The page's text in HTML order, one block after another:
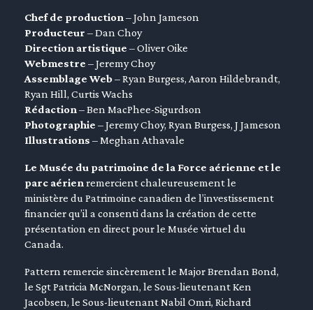
submenu
submenu
submenu
submenu
submenu
submenu
Chef de production – John Jameson
Producteur – Dan Choy
Direction artistique – Oliver Oike
Webmestre – Jeremy Choy
Assemblage Web– Ryan Burgess, Aaron Hildebrandt,
Ryan Hill, Curtis Wachs
Rédaction – Ben MacPhee-Sigurdson
Photographie – Jeremy Choy, Ryan Burgess, J Jameson
Illustrations – Meghan Athavale
Le Musée du patrimoine de la Force aérienne et le
parc aérien remercient chaleureusement le
ministère du Patrimoine canadien de l’investissement
financier qu’il a consenti dans la création de cette
présentation en direct pour le Musée virtuel du
Canada.
Pattern remercie sincèrement le Major Brendan Bond,
le Sgt Patricia McNorgan, le Sous-lieutenant Ken
Jacobsen, le Sous-lieutenant Nabil Omri, Richard